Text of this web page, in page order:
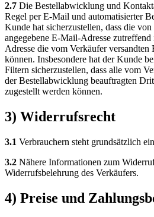
2.7 Die Bestellabwicklung und
Regel per E-Mail und automatisierter
Kunde hat sicherzustellen, dass die
angegebene E-Mail-Adresse zutreffend
Adresse die vom Verkäufer
können. Insbesondere hat der Kunde
Filtern sicherzustellen, dass alle vom
der Bestellabwicklung beauftragten
zugestellt werden können.
3) Widerrufsrecht
3.1 Verbrauchern steht grundsätzlich
3.2 Nähere Informationen zum
Widerrufsbelehrung des Verkäufers.
4) Preise und